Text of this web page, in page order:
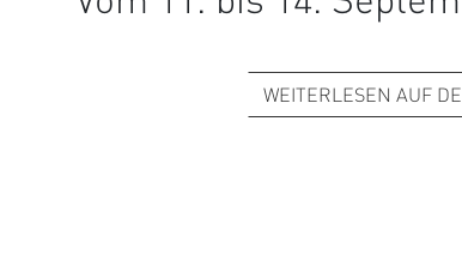
WEITERLESEN AUF